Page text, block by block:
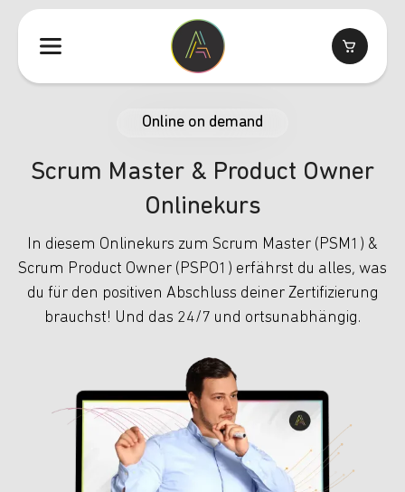
Online on demand
Scrum Master & Product Owner
Onlinekurs
In diesem Onlinekurs zum Scrum Master (PSM1) &
Scrum Product Owner (PSPO1) erfährst du alles, was
du für den positiven Abschluss deiner Zertifizierung
brauchst! Und das 24/7 und ortsunabhängig.